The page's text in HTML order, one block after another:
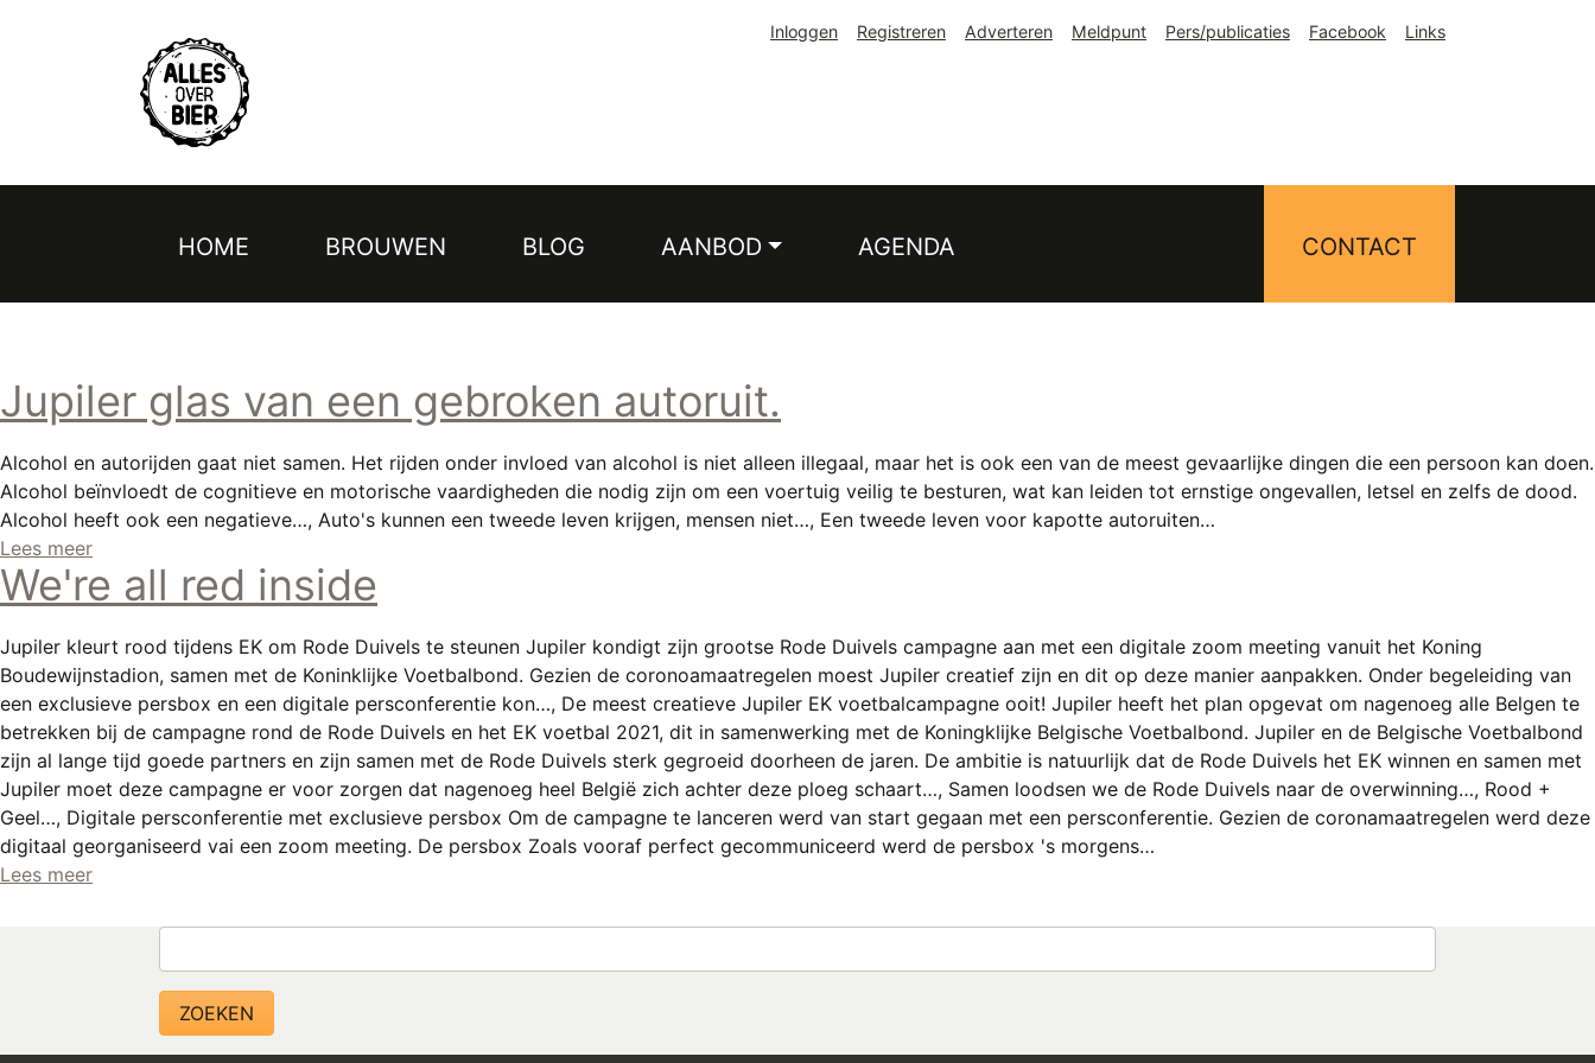
Inloggen Registreren Adverteren Meldpunt Pers/publicaties Facebook Links
Hoofdnavigatie
HOME BROUWEN BLOG AANBOD AGENDA CONTACT
Jupiler glas van een gebroken autoruit.
Alcohol en autorijden gaat niet samen. Het rijden onder invloed van alcohol is niet alleen illegaal, maar het is ook een van de meest gevaarlijke dingen die een persoon kan doen.
Alcohol beïnvloedt de cognitieve en motorische vaardigheden die nodig zijn om een ​​voertuig veilig te besturen, wat kan leiden tot ernstige ongevallen, letsel en zelfs de dood.
Alcohol heeft ook een negatieve…, Auto's kunnen een tweede leven krijgen, mensen niet…, Een tweede leven voor kapotte autoruiten…
Lees meer
We're all red inside
Jupiler kleurt rood tijdens EK om Rode Duivels te steunen Jupiler kondigt zijn grootse Rode Duivels campagne aan met een digitale zoom meeting vanuit het Koning
Boudewijnstadion, samen met de Koninklijke Voetbalbond. Gezien de coronoamaatregelen moest Jupiler creatief zijn en dit op deze manier aanpakken. Onder begeleiding van
een exclusieve persbox en een digitale persconferentie kon…, De meest creatieve Jupiler EK voetbalcampagne ooit! Jupiler heeft het plan opgevat om nagenoeg alle Belgen te
betrekken bij de campagne rond de Rode Duivels en het EK voetbal 2021, dit in samenwerking met de Koningklijke Belgische Voetbalbond. Jupiler en de Belgische Voetbalbond
zijn al lange tijd goede partners en zijn samen met de Rode Duivels sterk gegroeid doorheen de jaren. De ambitie is natuurlijk dat de Rode Duivels het EK winnen en samen met
Jupiler moet deze campagne er voor zorgen dat nagenoeg heel België zich achter deze ploeg schaart…, Samen loodsen we de Rode Duivels naar de overwinning…, Rood +
Geel…, Digitale persconferentie met exclusieve persbox Om de campagne te lanceren werd van start gegaan met een persconferentie. Gezien de coronamaatregelen werd deze
digitaal georganiseerd vai een zoom meeting. De persbox Zoals vooraf perfect gecommuniceerd werd de persbox 's morgens…
Lees meer